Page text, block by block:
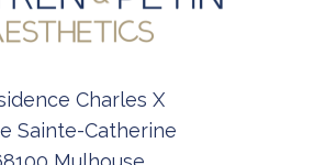
Charles X
Sainte-Catherine